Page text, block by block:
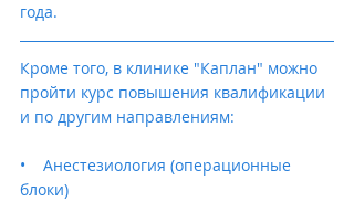
года.
Кроме того, в клинике "Каплан" можно
пройти курс повышения квалификации
и по другим направлениям:
•    Анестезиология (операционные
блоки)